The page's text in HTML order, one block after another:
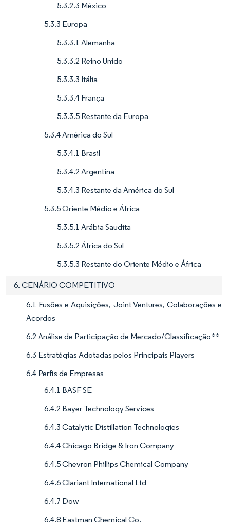
5.3.2.3 México
5.3.3 Europa
5.3.3.1 Alemanha
5.3.3.2 Reino Unido
5.3.3.3 Itália
5.3.3.4 França
5.3.3.5 Restante da Europa
5.3.4 América do Sul
5.3.4.1 Brasil
5.3.4.2 Argentina
5.3.4.3 Restante da América do Sul
5.3.5 Oriente Médio e África
5.3.5.1 Arábia Saudita
5.3.5.2 África do Sul
5.3.5.3 Restante do Oriente Médio e África
6. CENÁRIO COMPETITIVO
6.1 Fusões e Aquisições, Joint Ventures, Colaborações e
Acordos
6.2 Análise de Participação de Mercado/Classificação**
6.3 Estratégias Adotadas pelos Principais Players
6.4 Perfis de Empresas
6.4.1 BASF SE
6.4.2 Bayer Technology Services
6.4.3 Catalytic Distillation Technologies
6.4.4 Chicago Bridge & Iron Company
6.4.5 Chevron Phillips Chemical Company
6.4.6 Clariant International Ltd
6.4.7 Dow
6.4.8 Eastman Chemical Co.